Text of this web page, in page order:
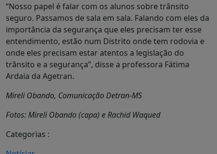
“Nosso papel é falar com os alunos sobre trânsito
seguro. Passamos de sala em sala. Falando com eles da
importância da segurança que eles precisam ter esse
entendimento, estão num Distrito onde tem rodovia e
onde eles precisam estar atentos a legislação do
trânsito e a segurança”, disse a professora Fátima
Ardaia da Agetran.
Mireli Obando, Comunicação Detran-MS
Fotos: Mireli Obando (capa) e Rachid Waqued
Categorias :